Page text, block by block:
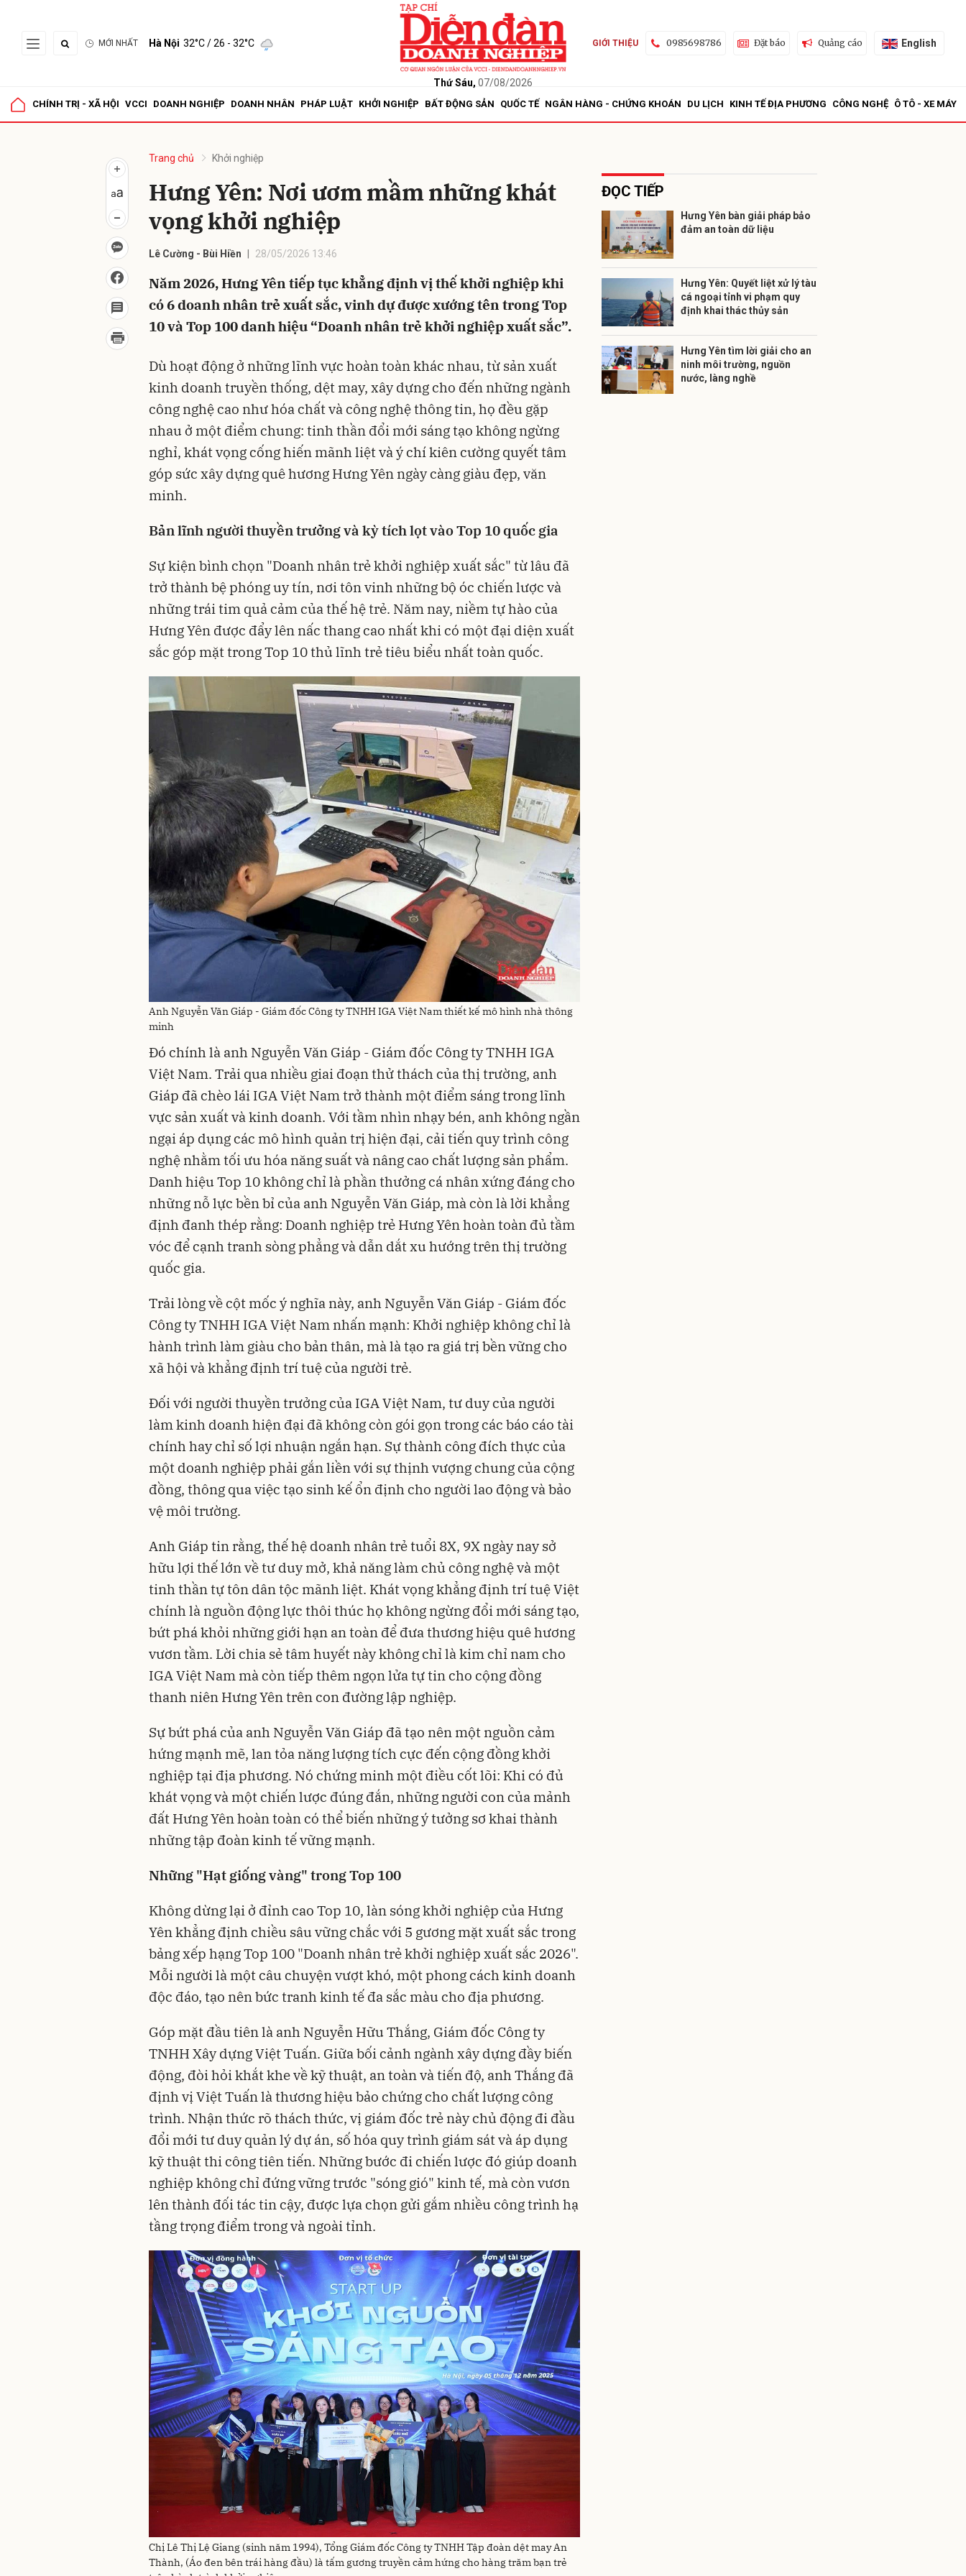
MỚI NHẤT Hà Nội 32°C/ 26 - 32°C
Thứ Sáu, 07/08/2026
GIỚI THIỆU 0985698786 Đặt báo Quảng cáo English
CHÍNH TRỊ - XÃ HỘI VCCI DOANH NGHIỆP DOANH NHÂN PHÁP LUẬT KHỞI NGHIỆP BẤT ĐỘNG SẢN QUỐC TẾ NGÂN HÀNG - CHỨNG KHOÁN DU LỊCH KINH TẾ ĐỊA PHƯƠNG CÔNG NGHỆ Ô TÔ - XE MÁY
Trang chủ Khởi nghiệp
Hưng Yên: Nơi ươm mầm những khát
vọng khởi nghiệp
Lê Cường - Bùi Hiền 28/05/2026 13:46
Năm 2026, Hưng Yên tiếp tục khẳng định vị thế khởi nghiệp khi
có 6 doanh nhân trẻ xuất sắc, vinh dự được xướng tên trong Top
10 và Top 100 danh hiệu “Doanh nhân trẻ khởi nghiệp xuất sắc”.
Dù hoạt động ở những lĩnh vực hoàn toàn khác nhau, từ sản xuất
kinh doanh truyền thống, dệt may, xây dựng cho đến những ngành
công nghệ cao như hóa chất và công nghệ thông tin, họ đều gặp
nhau ở một điểm chung: tinh thần đổi mới sáng tạo không ngừng
nghỉ, khát vọng cống hiến mãnh liệt và ý chí kiên cường quyết tâm
góp sức xây dựng quê hương Hưng Yên ngày càng giàu đẹp, văn
minh.
Bản lĩnh người thuyền trưởng và kỳ tích lọt vào Top 10 quốc gia
Sự kiện bình chọn "Doanh nhân trẻ khởi nghiệp xuất sắc" từ lâu đã
trở thành bệ phóng uy tín, nơi tôn vinh những bộ óc chiến lược và
những trái tim quả cảm của thế hệ trẻ. Năm nay, niềm tự hào của
Hưng Yên được đẩy lên nấc thang cao nhất khi có một đại diện xuất
sắc góp mặt trong Top 10 thủ lĩnh trẻ tiêu biểu nhất toàn quốc.
Anh Nguyễn Văn Giáp - Giám đốc Công ty TNHH IGA Việt Nam thiết kế mô hình nhà thông
minh
Đó chính là anh Nguyễn Văn Giáp - Giám đốc Công ty TNHH IGA
Việt Nam. Trải qua nhiều giai đoạn thử thách của thị trường, anh
Giáp đã chèo lái IGA Việt Nam trở thành một điểm sáng trong lĩnh
vực sản xuất và kinh doanh. Với tầm nhìn nhạy bén, anh không ngần
ngại áp dụng các mô hình quản trị hiện đại, cải tiến quy trình công
nghệ nhằm tối ưu hóa năng suất và nâng cao chất lượng sản phẩm.
Danh hiệu Top 10 không chỉ là phần thưởng cá nhân xứng đáng cho
những nỗ lực bền bỉ của anh Nguyễn Văn Giáp, mà còn là lời khẳng
định đanh thép rằng: Doanh nghiệp trẻ Hưng Yên hoàn toàn đủ tầm
vóc để cạnh tranh sòng phẳng và dẫn dắt xu hướng trên thị trường
quốc gia.
Trải lòng về cột mốc ý nghĩa này, anh Nguyễn Văn Giáp - Giám đốc
Công ty TNHH IGA Việt Nam nhấn mạnh: Khởi nghiệp không chỉ là
hành trình làm giàu cho bản thân, mà là tạo ra giá trị bền vững cho
xã hội và khẳng định trí tuệ của người trẻ.
Đối với người thuyền trưởng của IGA Việt Nam, tư duy của người
làm kinh doanh hiện đại đã không còn gói gọn trong các báo cáo tài
chính hay chỉ số lợi nhuận ngắn hạn. Sự thành công đích thực của
một doanh nghiệp phải gắn liền với sự thịnh vượng chung của cộng
đồng, thông qua việc tạo sinh kế ổn định cho người lao động và bảo
vệ môi trường.
Anh Giáp tin rằng, thế hệ doanh nhân trẻ tuổi 8X, 9X ngày nay sở
hữu lợi thế lớn về tư duy mở, khả năng làm chủ công nghệ và một
tinh thần tự tôn dân tộc mãnh liệt. Khát vọng khẳng định trí tuệ Việt
chính là nguồn động lực thôi thúc họ không ngừng đổi mới sáng tạo,
bứt phá khỏi những giới hạn an toàn để đưa thương hiệu quê hương
vươn tầm. Lời chia sẻ tâm huyết này không chỉ là kim chỉ nam cho
IGA Việt Nam mà còn tiếp thêm ngọn lửa tự tin cho cộng đồng
thanh niên Hưng Yên trên con đường lập nghiệp.
Sự bứt phá của anh Nguyễn Văn Giáp đã tạo nên một nguồn cảm
hứng mạnh mẽ, lan tỏa năng lượng tích cực đến cộng đồng khởi
nghiệp tại địa phương. Nó chứng minh một điều cốt lõi: Khi có đủ
khát vọng và một chiến lược đúng đắn, những người con của mảnh
đất Hưng Yên hoàn toàn có thể biến những ý tưởng sơ khai thành
những tập đoàn kinh tế vững mạnh.
Những "Hạt giống vàng" trong Top 100
Không dừng lại ở đỉnh cao Top 10, làn sóng khởi nghiệp của Hưng
Yên khẳng định chiều sâu vững chắc với 5 gương mặt xuất sắc trong
bảng xếp hạng Top 100 "Doanh nhân trẻ khởi nghiệp xuất sắc 2026".
Mỗi người là một câu chuyện vượt khó, một phong cách kinh doanh
độc đáo, tạo nên bức tranh kinh tế đa sắc màu cho địa phương.
Góp mặt đầu tiên là anh Nguyễn Hữu Thắng, Giám đốc Công ty
TNHH Xây dựng Việt Tuấn. Giữa bối cảnh ngành xây dựng đầy biến
động, đòi hỏi khắt khe về kỹ thuật, an toàn và tiến độ, anh Thắng đã
định vị Việt Tuấn là thương hiệu bảo chứng cho chất lượng công
trình. Nhận thức rõ thách thức, vị giám đốc trẻ này chủ động đi đầu
đổi mới tư duy quản lý dự án, số hóa quy trình giám sát và áp dụng
kỹ thuật thi công tiên tiến. Những bước đi chiến lược đó giúp doanh
nghiệp không chỉ đứng vững trước "sóng gió" kinh tế, mà còn vươn
lên thành đối tác tin cậy, được lựa chọn gửi gắm nhiều công trình hạ
tầng trọng điểm trong và ngoài tỉnh.
Chị Lê Thị Lệ Giang (sinh năm 1994), Tổng Giám đốc Công ty TNHH Tập đoàn dệt may An
Thành, (Áo đen bên trái hàng đầu) là tấm gương truyền cảm hứng cho hàng trăm bạn trẻ
ĐỌC TIẾP
Hưng Yên bàn giải pháp bảo
đảm an toàn dữ liệu
Hưng Yên: Quyết liệt xử lý tàu
cá ngoại tỉnh vi phạm quy
định khai thác thủy sản
Hưng Yên tìm lời giải cho an
ninh môi trường, nguồn
nước, làng nghề
Gửi